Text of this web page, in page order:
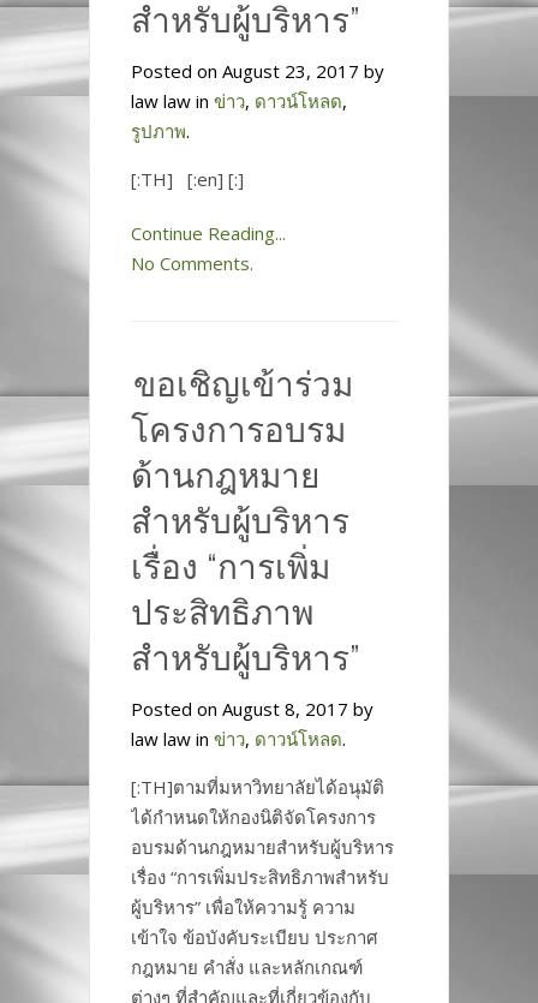
สำหรับผู้บริหาร”
Posted on August 23, 2017 by
law law in ข่าว, ดาวน์โหลด,
รูปภาพ.
[:TH] [:en] [:]
Continue Reading...
No Comments.
ขอเชิญเข้าร่วม
โครงการอบรม
ด้านกฎหมาย
สำหรับผู้บริหาร
เรื่อง “การเพิ่ม
ประสิทธิภาพ
สำหรับผู้บริหาร”
Posted on August 8, 2017 by
law law in ข่าว, ดาวน์โหลด.
[:TH]ตามที่มหาวิทยาลัยได้อนุมัติ
ได้กำหนดให้กองนิติจัดโครงการ
อบรมด้านกฎหมายสำหรับผู้บริหาร
เรื่อง “การเพิ่มประสิทธิภาพสำหรับ
ผู้บริหาร” เพื่อให้ความรู้ ความ
เข้าใจ ข้อบังคับระเบียบ ประกาศ
กฎหมาย คำสั่ง และหลักเกณฑ์
ต่างๆ ที่สำคัญและที่เกี่ยวข้องกับ